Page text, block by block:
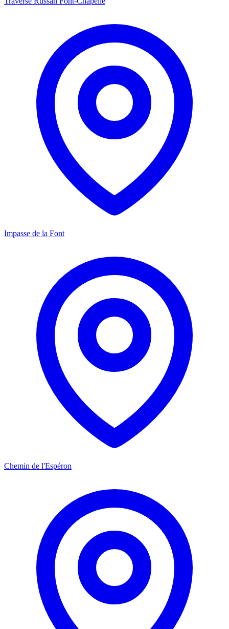
Impasse de la Font
Chemin de l'Espéron